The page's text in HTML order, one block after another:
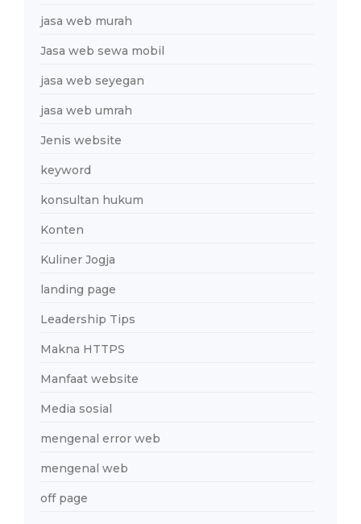
jasa web murah
Jasa web sewa mobil
jasa web seyegan
jasa web umrah
Jenis website
keyword
konsultan hukum
Konten
Kuliner Jogja
landing page
Leadership Tips
Makna HTTPS
Manfaat website
Media sosial
mengenal error web
mengenal web
off page